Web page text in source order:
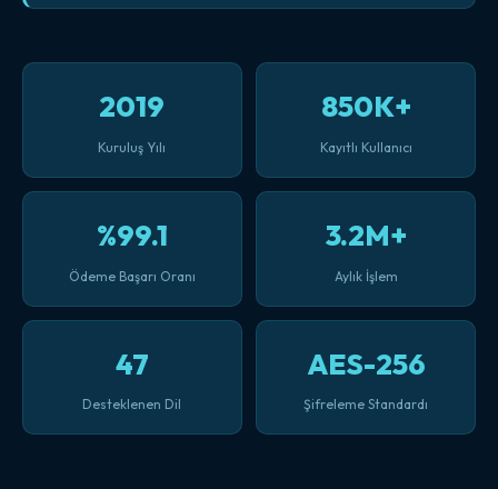
2019
Kuruluş Yılı
850K+
Kayıtlı Kullanıcı
%99.1
Ödeme Başarı Oranı
3.2M+
Aylık İşlem
47
Desteklenen Dil
AES-256
Şifreleme Standardı